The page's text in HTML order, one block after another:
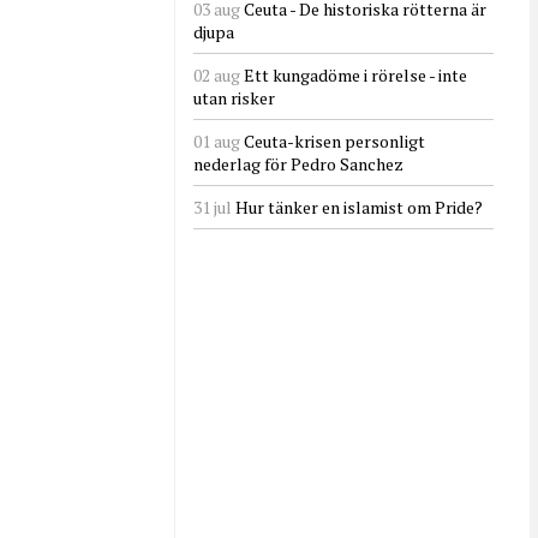
03 augCeuta - De historiska rötterna är
djupa
02 augEtt kungadöme i rörelse - inte
utan risker
01 augCeuta-krisen personligt
nederlag för Pedro Sanchez
31 jul Hur tänker en islamist om Pride?